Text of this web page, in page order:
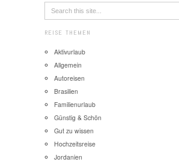
REISE THEMEN
Aktivurlaub
Allgemein
Autoreisen
Brasilien
Familienurlaub
Günstig & Schön
Gut zu wissen
Hochzeitsreise
Jordanien